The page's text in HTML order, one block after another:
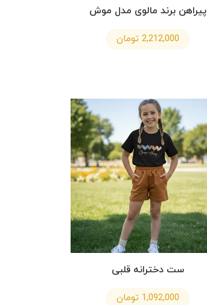
پیراهن برند مالوی مدل موش
2,212,000 تومان
ست دخترانه قلبی
1,092,000 تومان